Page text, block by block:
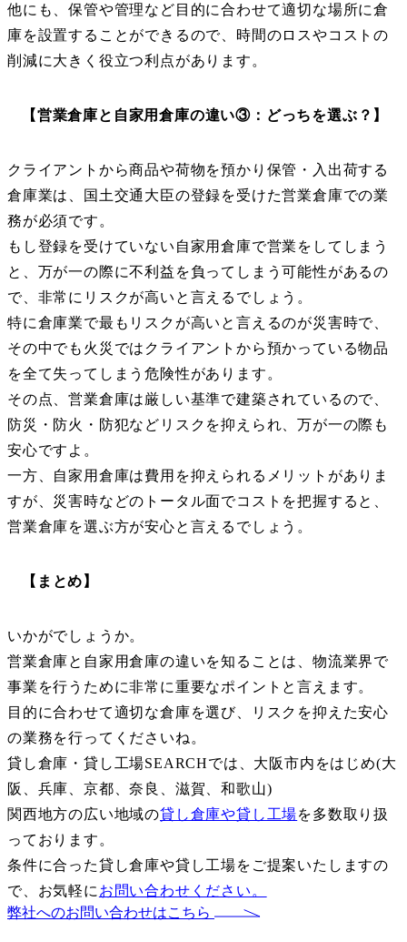
他にも、保管や管理など目的に合わせて適切な場所に倉
庫を設置することができるので、時間のロスやコストの
削減に大きく役立つ利点があります。
【営業倉庫と自家用倉庫の違い③：どっちを選ぶ？】
クライアントから商品や荷物を預かり保管・入出荷する
倉庫業は、国土交通大臣の登録を受けた営業倉庫での業
務が必須です。
もし登録を受けていない自家用倉庫で営業をしてしまう
と、万が一の際に不利益を負ってしまう可能性があるの
で、非常にリスクが高いと言えるでしょう。
特に倉庫業で最もリスクが高いと言えるのが災害時で、
その中でも火災ではクライアントから預かっている物品
を全て失ってしまう危険性があります。
その点、営業倉庫は厳しい基準で建築されているので、
防災・防火・防犯などリスクを抑えられ、万が一の際も
安心ですよ。
一方、自家用倉庫は費用を抑えられるメリットがありま
すが、災害時などのトータル面でコストを把握すると、
営業倉庫を選ぶ方が安心と言えるでしょう。
【まとめ】
いかがでしょうか。
営業倉庫と自家用倉庫の違いを知ることは、物流業界で
事業を行うために非常に重要なポイントと言えます。
目的に合わせて適切な倉庫を選び、リスクを抑えた安心
の業務を行ってくださいね。
貸し倉庫・貸し工場SEARCHでは、大阪市内をはじめ(大
阪、兵庫、京都、奈良、滋賀、和歌山)
関西地方の広い地域の貸し倉庫や貸し工場を多数取り扱
っております。
条件に合った貸し倉庫や貸し工場をご提案いたしますの
で、お気軽に お問い合わせください。
弊社へのお問い合わせはこちら